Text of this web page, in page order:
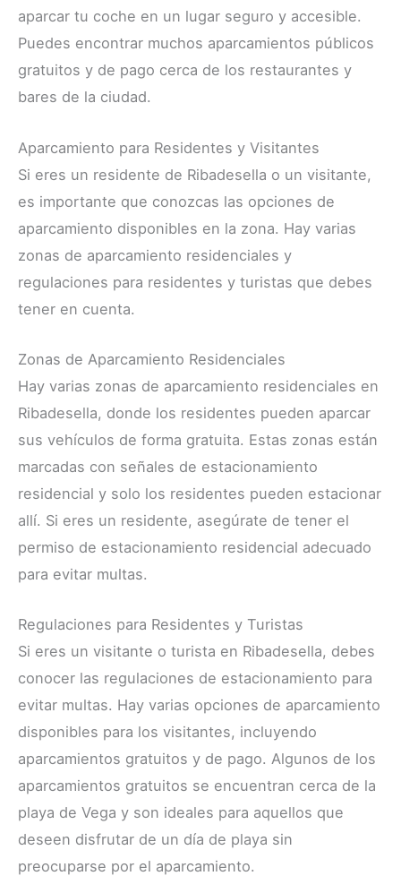
aparcar tu coche en un lugar seguro y accesible.
Puedes encontrar muchos aparcamientos públicos
gratuitos y de pago cerca de los restaurantes y
bares de la ciudad.
Aparcamiento para Residentes y Visitantes
Si eres un residente de Ribadesella o un visitante,
es importante que conozcas las opciones de
aparcamiento disponibles en la zona. Hay varias
zonas de aparcamiento residenciales y
regulaciones para residentes y turistas que debes
tener en cuenta.
Zonas de Aparcamiento Residenciales
Hay varias zonas de aparcamiento residenciales en
Ribadesella, donde los residentes pueden aparcar
sus vehículos de forma gratuita. Estas zonas están
marcadas con señales de estacionamiento
residencial y solo los residentes pueden estacionar
allí. Si eres un residente, asegúrate de tener el
permiso de estacionamiento residencial adecuado
para evitar multas.
Regulaciones para Residentes y Turistas
Si eres un visitante o turista en Ribadesella, debes
conocer las regulaciones de estacionamiento para
evitar multas. Hay varias opciones de aparcamiento
disponibles para los visitantes, incluyendo
aparcamientos gratuitos y de pago. Algunos de los
aparcamientos gratuitos se encuentran cerca de la
playa de Vega y son ideales para aquellos que
deseen disfrutar de un día de playa sin
preocuparse por el aparcamiento.